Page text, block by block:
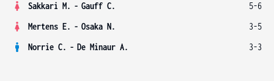
Sakkari M. - Gauff C.
5-6
Mertens E. - Osaka N.
3-5
Norrie C. - De Minaur A. 3-3